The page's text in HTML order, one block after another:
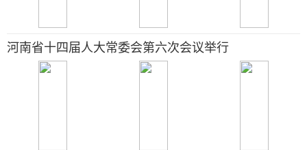
河南省十四届人大常委会第六次会议举行